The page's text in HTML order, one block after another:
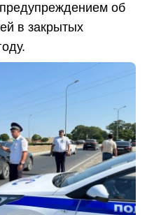
об
в закрытых